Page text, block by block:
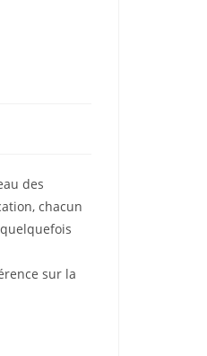
des
chacun
sur la